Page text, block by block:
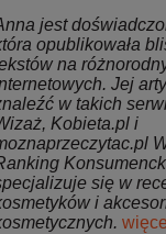
jest
opublikowała
na
Jej
w takich
Kobieta.pl i
się w
i